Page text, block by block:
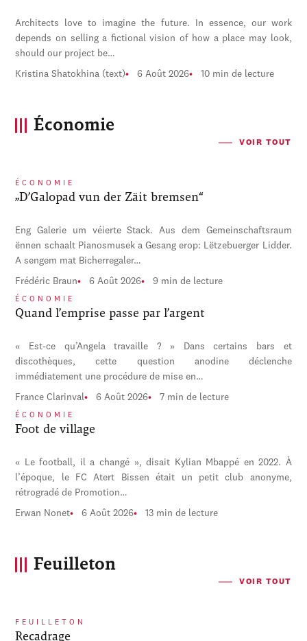
Architects love to imagine the future. In essence, our work
depends on selling a fictional vision of how a place may look,
should our project be…
Kristina Shatokhina (text) 6 Août 2026 10 min de lecture
Économie
VOIR TOUT
ÉCONOMIE
„D’Galopad vun der Zäit bremsen“
Eng Galerie um véierte Stack. Aus dem Gemeinschaftsraum
ënnen schaalt Pianosmusek a Gesang erop: Lëtzebuerger Lidder.
A sengem mat Bicherregaler…
Frédéric Braun 6 Août 2026 9 min de lecture
ÉCONOMIE
Quand l’emprise passe par l’argent
« Est-ce qu’Angela travaille ? » Dans certains bars et
discothèques, cette question anodine déclenche
immédiatement une procédure de mise en…
France Clarinval 6 Août 2026 7 min de lecture
ÉCONOMIE
Foot de village
« Le football, il a changé », disait Kylian Mbappé en 2022. À
l’époque, le FC Atert Bissen était un petit club anonyme,
rétrogradé de Promotion…
Erwan Nonet 6 Août 2026 13 min de lecture
Feuilleton
VOIR TOUT
FEUILLETON
Recadrage